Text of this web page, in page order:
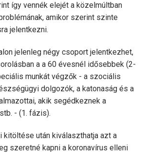
így vennék elejét a közelmúltban
amikor szerint szinte
jelentkezni.
jelenleg négy csoport jelentkezhet,
a a 60 évesnél idősebbek (2-
munkát végzők - a szociális
dolgozók, a katonaság és a
akik segédkeznek a
- (1. fázis).
kitöltése után kiválaszthatja azt a
szeretné kapni a koronavírus elleni